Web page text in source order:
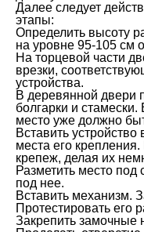
Далее следует
этапы:
Определить высоту
на уровне 95-105 см
На торцевой части
врезки,
устройства.
В деревянной двери
болгарки и
место уже должно
Вставить
места его
крепеж, делая их
Разметить место под
под нее.
Вставить механизм.
Протестировать его
Закрепить замочные